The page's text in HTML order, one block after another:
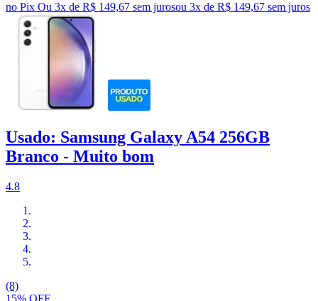
no Pix Ou 3x de R$ 149,67 sem jurosou 3x de R$ 149,67 sem juros
Usado: Samsung Galaxy A54 256GB
Branco - Muito bom
4.8
(8)